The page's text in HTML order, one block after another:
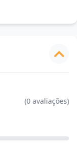
(0 avaliações)